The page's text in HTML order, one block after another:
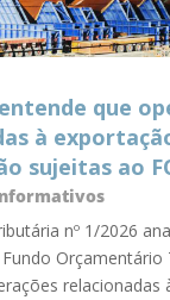
entende que
à
sujeitas ao
nº 1/2026
Orçamentário
relacionadas